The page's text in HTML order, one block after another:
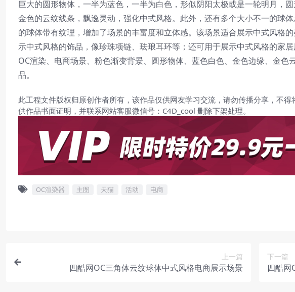
巨大的圆形物体，一半为蓝色，一半为白色，形似阴阳太极或是一轮明月，
金色的云纹线条，飘逸灵动，强化中式风格。此外，还有多个大小不一的球
的球体带有纹理，增加了场景的丰富度和立体感。该场景适合展示中式风格
示中式风格的饰品，像珍珠项链、珐琅耳环等；还可用于展示中式风格的家
OC渲染、电商场景、粉色渐变背景、圆形物体、蓝色白色、金色边缘、金
品。
此工程文件版权归原创作者所有，该作品仅供网友学习交流，请勿传播分享，不
供作品书面证明，并联系网站客服微信号：C4D_cool 删除下架处理。
OC渲染器 主图 天猫 活动 电商
上一篇
四酷网OC三角体云纹球体中式风格电商展示场景
下一篇
四酷网